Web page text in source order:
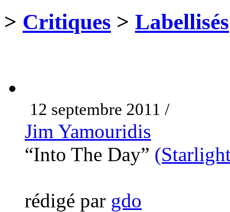
> Critiques > Labellisés
12 septembre 2011 /
Jim Yamouridis
“Into The Day”
rédigé par gdo